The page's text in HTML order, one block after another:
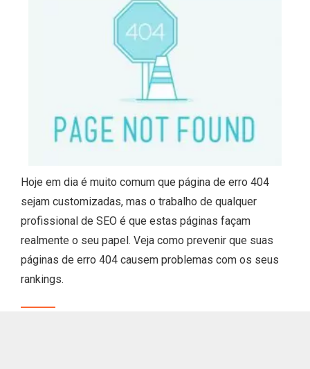
Hoje em dia é muito comum que página de erro 404
sejam customizadas, mas o trabalho de qualquer
profissional de SEO é que estas páginas façam
realmente o seu papel. Veja como prevenir que suas
páginas de erro 404 causem problemas com os seus
rankings.